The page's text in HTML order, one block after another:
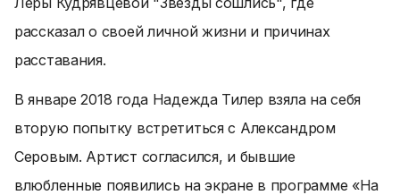
рассказал о своей личной жизни и причинах
расставания.
В январе 2018 года Надежда Тилер взяла на себя
вторую попытку встретиться с Александром
Серовым. Артист согласился, и бывшие
влюбленные появились на экране в программе «На